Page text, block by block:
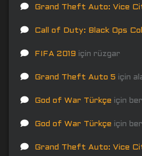
Grand Theft Auto: Vice
Call of Duty: Black Ops
FIFA 2019 için rüzgar
Grand Theft Auto 5 için
God of War Türkçe için
God of War Türkçe için
Grand Theft Auto: Vice